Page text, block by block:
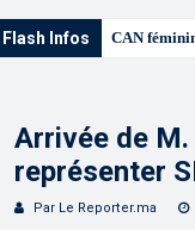
Flash Infos CAN
Arrivée de
représenter
Par Le Reporter.ma